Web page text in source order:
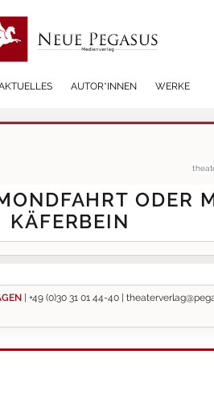
AUTOR*INNEN WERKE
ODER
KÄFERBEIN
|+49 (0)30 31 01 44-40 |